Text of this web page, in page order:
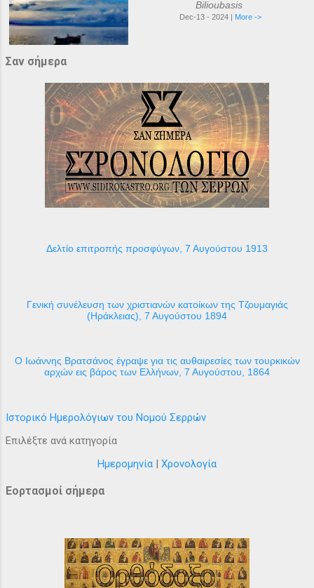
Bilioubasis
Dec-13 - 2024 | More ->
Σαν σήμερα
Δελτίο επιτροπής προσφύγων, 7 Αυγούστου 1913
Γενική συνέλευση των χριστιανών κατοίκων της Τζουμαγιάς
(Ηράκλειας), 7 Αυγούστου 1894
Ο Ιωάννης Βρατσάνος έγραψε για τις αυθαιρεσίες των τουρκικών
αρχών εις βάρος των Ελλήνων, 7 Αυγούστου, 1864
Ιστορικό Ημερολόγιων του Νομού Σερρών
Επιλέξτε ανά κατηγορία
Ημερομηνία | Χρονολογία
Εορτασμοί σήμερα